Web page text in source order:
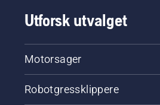
Utforsk utvalget
Motorsager
Robotgressklippere